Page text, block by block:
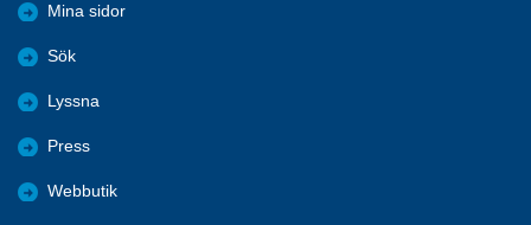
Mina sidor
Sök
Lyssna
Press
Webbutik